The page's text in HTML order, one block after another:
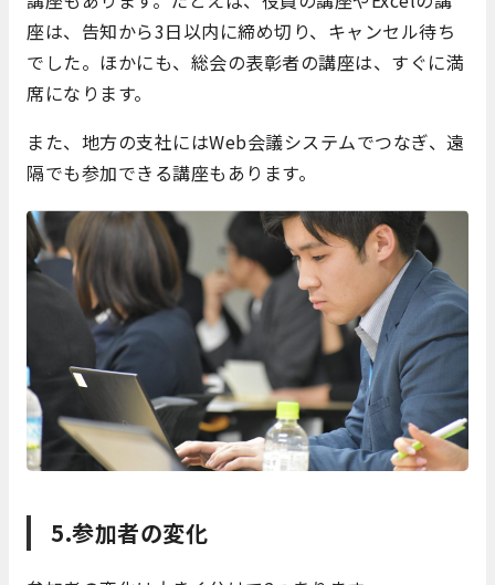
座は、告知から3日以内に締め切り、キャンセル待ち
でした。ほかにも、総会の表彰者の講座は、すぐに満
席になります。
また、地方の支社にはWeb会議システムでつなぎ、遠
隔でも参加できる講座もあります。
5.参加者の変化